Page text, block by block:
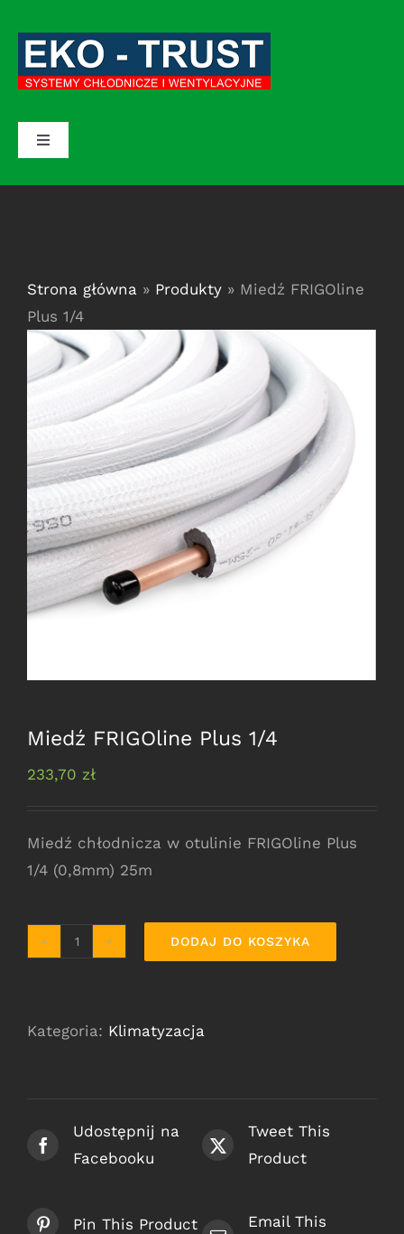
zawartości
Toggle
STRONA GŁÓWNA
O FIRMIE
W PRACY
Artykuły
KONTAKT
Produkty
Sklep
Strona główna » Produkty » Miedź FRIGOline
Plus 1/4
Miedź FRIGOline Plus 1/4
233,70 zł
Miedź chłodnicza w otulinie FRIGOline Plus
1/4 (0,8mm) 25m
ilość
Plus
DODAJ DO KOSZYKA
Kategoria: Klimatyzacja
Udostępnij na
Facebooku
Tweet This
Product
Pin This Product
Email This